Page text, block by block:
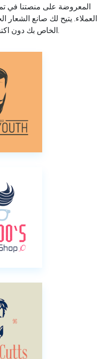
المعروضة على منصتنا في
العملاء. يتيح لك صانع الشعار
الخاص بك دون اكتساب مهارات التصميم.